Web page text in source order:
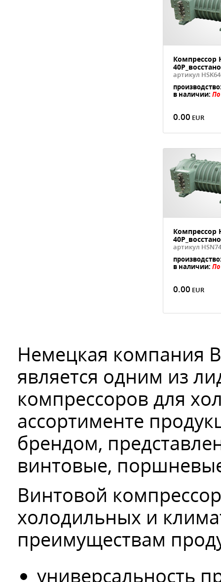
Компрессор
артикул
в наличии:
0.00
Компрессор
артикул
в наличии:
0.00
Немецкая компания
является одним из
компрессоров для
ассортименте
брендом,
винтовые,
Винтовой
холодильных и
преимуществам
универсальность